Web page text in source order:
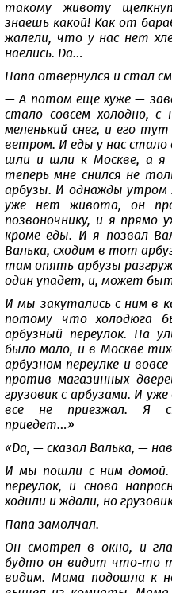
такому животу
знаешь какой! Как от
жалели, что у нас нет
наелись. Да…
Папа отвернулся и стал
— А потом еще хуже —
стало совсем холодно, с
меленький снег, и его
ветром. И еды у нас
шли и шли к Москве, а я
теперь мне снился не
арбузы. И однажды утром
уже нет живота, он
позвоночнику, и я прямо
кроме еды. И я позвал
Валька, сходим в тот
там опять арбузы
один упадет, и, может
И мы закутались с ним в
потому что холодюга
арбузный переулок. На
было мало, и в Москве
арбузном переулке и
против магазинных
грузовик с арбузами. И
все не приезжал. Я
приедет…»
«Да, — сказал Валька, —
И мы пошли с ним домой.
переулок, и снова
ходили и ждали, но
Папа замолчал.
Он смотрел в окно, и
будто он видит что-то
видим. Мама подошла к